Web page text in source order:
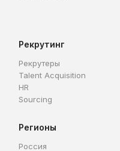
Рекрутинг
Рекрутеры
Talent Acquisition
HR
Sourcing
Регионы
Россия